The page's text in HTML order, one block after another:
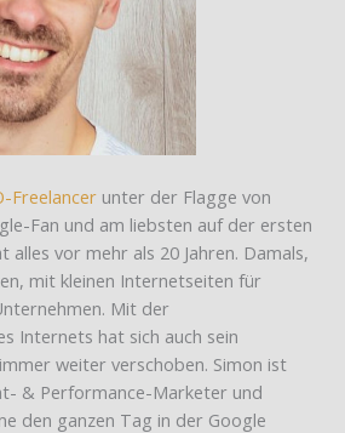
Freelancer unter der Flagge von
Fan und am liebsten auf der ersten
alles vor mehr als 20 Jahren. Damals,
mit kleinen Internetseiten für
Mit der
Internets hat sich auch sein
weiter verschoben. Simon ist
& Performance-Marketer und
den ganzen Tag in der Google